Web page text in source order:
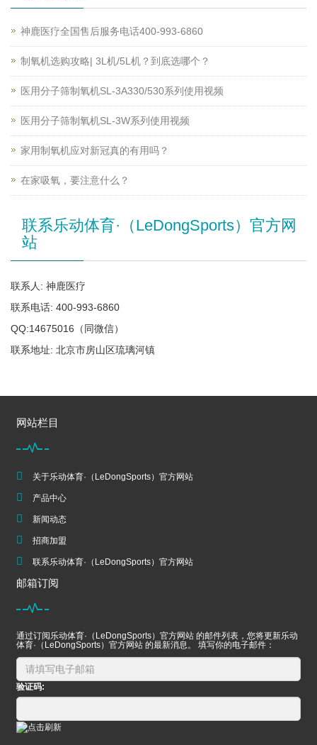
神鹿医疗全国售后服务电话400-993-6860
制氧机选购攻略| 3L机/5L机？到底选哪个？
医用分子筛制氧机SL-3A330/530系列使用视频
医用分子筛制氧机SL-3W系列使用视频
家用制氧机应对新冠真的有用吗？
在家吸氧，要注意什么？
联系乐动体育·（LeDongSports）官方网
站
联系人: 神鹿医疗
联系电话: 400-993-6860
QQ:14675016（同微信）
联系地址: 北京市房山区琉璃河镇
网站栏目
关于乐动体育·（LeDongSports）官方网站
产品中心
新闻动态
招商加盟
联系乐动体育·（LeDongSports）官方网站
邮箱订阅
通过订阅乐动体育·（LeDongSports）官方网站 的邮件列表，您将更新乐动
体育·（LeDongSports）官方网站 的最新消息。 填写你的电子邮件：
验证码: